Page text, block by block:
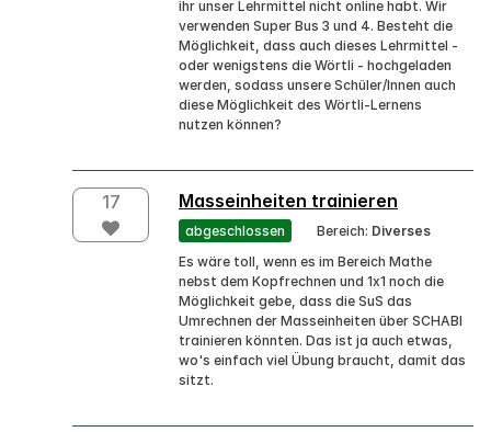
ihr unser Lehrmittel nicht online habt. Wir
verwenden Super Bus 3 und 4. Besteht die
Möglichkeit, dass auch dieses Lehrmittel -
oder wenigstens die Wörtli - hochgeladen
werden, sodass unsere Schüler/Innen auch
diese Möglichkeit des Wörtli-Lernens
nutzen können?
17 Masseinheiten trainieren
abgeschlossen Bereich: Diverses
Es wäre toll, wenn es im Bereich Mathe
nebst dem Kopfrechnen und 1x1 noch die
Möglichkeit gebe, dass die SuS das
Umrechnen der Masseinheiten über SCHABI
trainieren könnten. Das ist ja auch etwas,
wo's einfach viel Übung braucht, damit das
sitzt.